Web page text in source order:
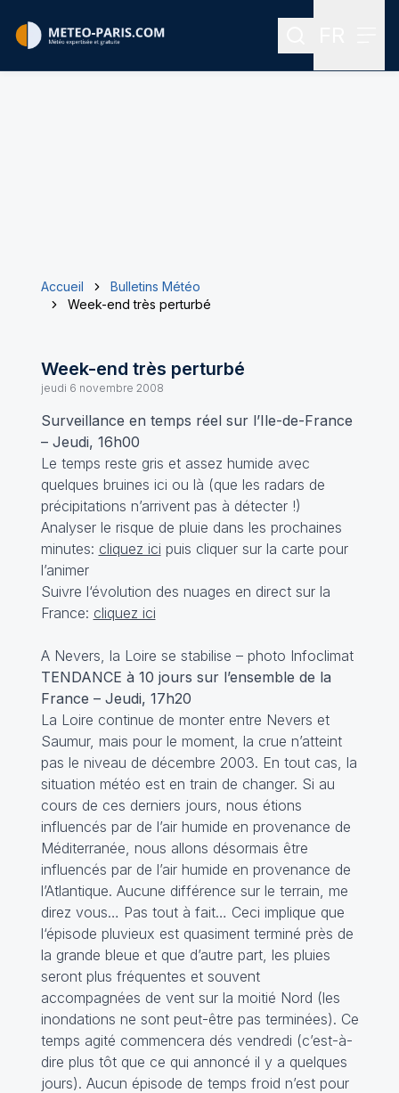
Rechercher
Accueil
Bulletins Météo
Week-end très perturbé
Week-end très perturbé
jeudi 6 novembre 2008
Surveillance en temps réel sur l’Ile-de-France
– Jeudi, 16h00
Le temps reste gris et assez humide avec
quelques bruines ici ou là (que les radars de
précipitations n’arrivent pas à détecter !)
Analyser le risque de pluie dans les prochaines
minutes: cliquez ici puis cliquer sur la carte pour
l’animer
Suivre l‘évolution des nuages en direct sur la
France: cliquez ici
A Nevers, la Loire se stabilise – photo Infoclimat
TENDANCE à 10 jours sur l’ensemble de la
France – Jeudi, 17h20
La Loire continue de monterentre Nevers et
Saumur, mais pour le moment, la crue n’atteint
pas le niveau de décembre 2003. En tout cas, la
situation météo est en train de changer. Si au
cours de ces derniers jours, nous étions
influencés par de l’air humide en provenance de
Méditerranée, nous allons désormais être
influencés par de l’air humide en provenance de
l’Atlantique. Aucune différence sur le terrain, me
direz vous… Pas tout à fait… Ceci implique que
l‘épisode pluvieux est quasiment terminé près de
la grande bleue et que d’autre part, les pluies
seront plus fréquentes et souvent
accompagnées de vent sur la moitié Nord (les
inondations ne sont peut-être pas terminées). Ce
temps agité commencera dés vendredi (c’est-à-
dire plus tôt que ce qui annoncé il y a quelques
jours). Aucun épisode de temps froid n’est pour